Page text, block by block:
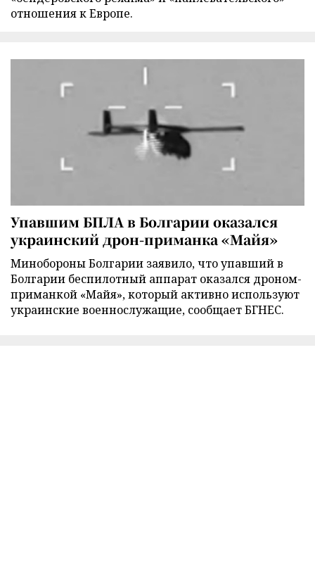
отношения к Европе.
Упавшим БПЛА в Болгарии оказался
украинский дрон-приманка «Майя»
Минобороны Болгарии заявило, что упавший в
Болгарии беспилотный аппарат оказался дроном-
приманкой «Майя», который активно используют
украинские военнослужащие, сообщает БГНЕС.